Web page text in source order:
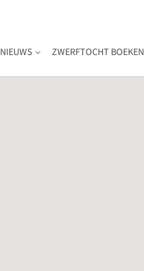
NIEUWS ZWERFTOCHT BOEKEN